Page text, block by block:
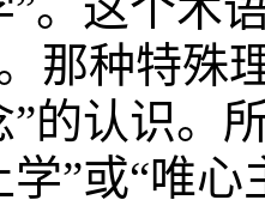
那种特殊
”的认识。
”或“唯